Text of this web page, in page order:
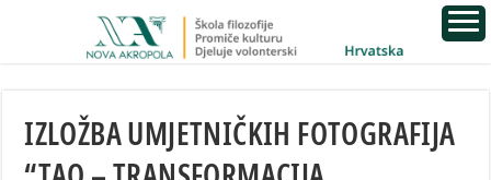
IZLOŽBA UMJETNIČKIH FOTOGRAFIJA